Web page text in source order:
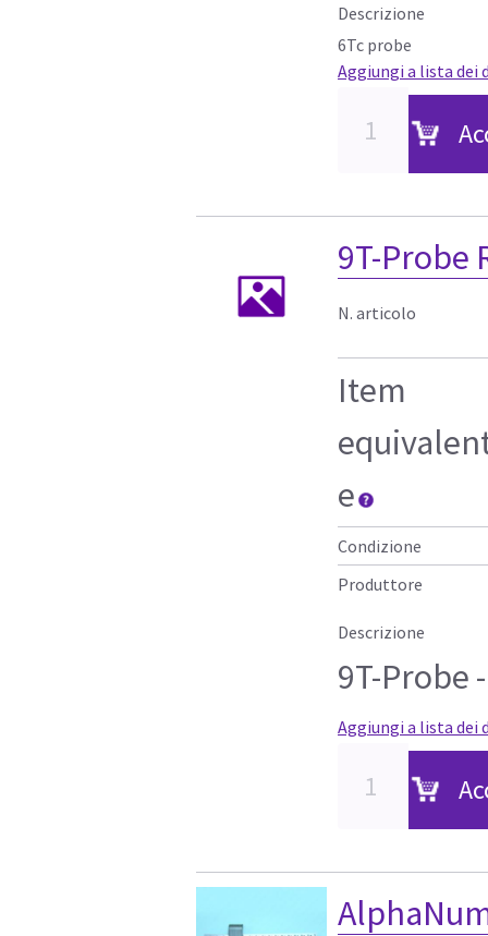
Descrizione
6Tc probe
Aggiungi a lista dei
9T-Probe
N. articolo
Item
e
Condizione
Produttore
Descrizione
9T-Probe
Aggiungi a lista dei